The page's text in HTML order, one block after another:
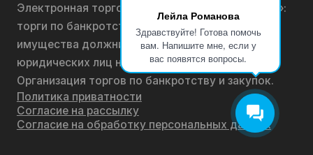
Лейла Романова
Здравствуйте! Готова помочь
вам. Напишите мне, если у
вас появятся вопросы.
Электронная торговая площадка «АРББИТЛОТ»:
торги по банкротству, лоты по продаже
имущества должников физических лиц и
юридических лиц на онлайн-аукционах.
Организация торгов по банкротству и закупок.
Политика приватности
Согласие на рассылку
Согласие на обработку персональных данных